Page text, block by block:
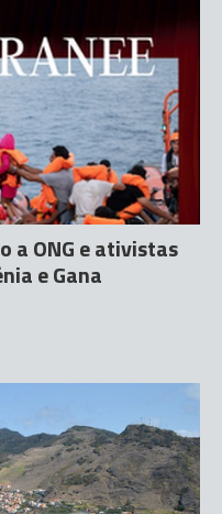
ONG e ativistas
e Gana